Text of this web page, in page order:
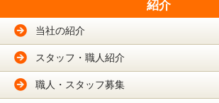
紹介
当社の紹介
スタッフ・職人紹介
職人・スタッフ募集